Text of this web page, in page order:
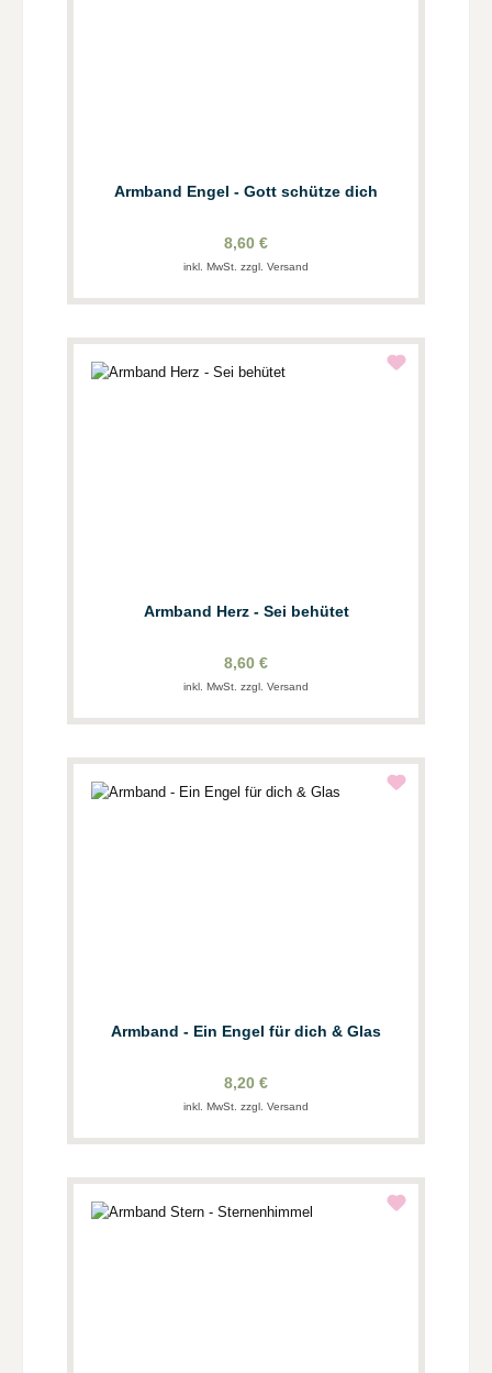
Armband Engel - Gott schütze dich
8,60 €
inkl. MwSt. zzgl. Versand
Armband Herz - Sei behütet
8,60 €
inkl. MwSt. zzgl. Versand
Armband - Ein Engel für dich & Glas
8,20 €
inkl. MwSt. zzgl. Versand